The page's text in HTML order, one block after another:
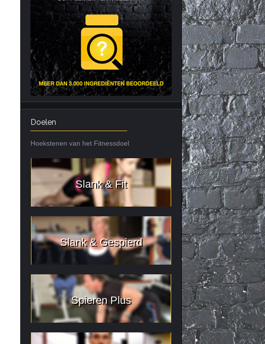
Citrus Aurantium
Tribulus Terrestris
Vitaminen en
mineralen
Weight Gainers
Nieuws archief
Doelen
Hoekstenen van het Fitnessdoel
Slank & Fit
Slank & Gespierd
Spieren Plus